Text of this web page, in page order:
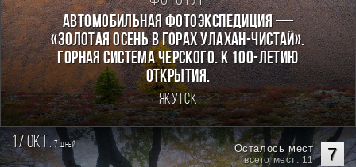
Автомобильная фотоэкспедиция —
«Золотая осень в горах Улахан-Чистай».
Горная система Черского. К 100-летию
открытия.
Якутск
17 окт.7дней 7
Осталось мест
всего мест: 11